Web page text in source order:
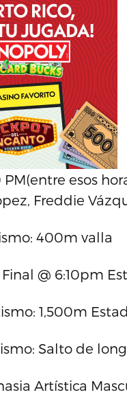
PM(entre esos
Freddie
400m valla
@ 6:10pm
1,500m
Salto de
Artística